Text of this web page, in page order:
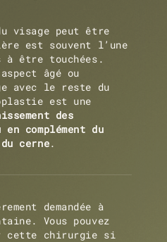
visage peut être
est souvent l’une
à être touchées.
âgé ou
avec le reste du
est une
des
complément du
cerne.
demandée à
Vous pouvez
cette chirurgie si